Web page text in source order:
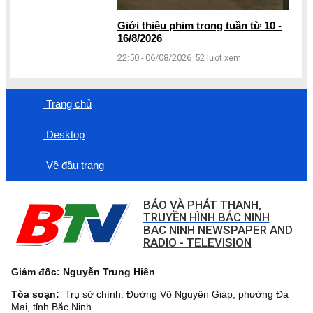
Giới thiệu phim trong tuần từ 10 -
16/8/2026
22:50 - 06/08/2026 52 lượt xem
Trang chủ
Desktop
Về đầu trang
BÁO VÀ PHÁT THANH,
TRUYỀN HÌNH BẮC NINH
BAC NINH NEWSPAPER AND
RADIO - TELEVISION
Giám đốc: Nguyễn Trung Hiền
Tòa soạn: Trụ sở chính: Đường Võ Nguyên Giáp, phường Đa
Mai, tỉnh Bắc Ninh.